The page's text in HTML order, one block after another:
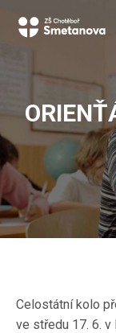
Celostátní kolo
ve středu 17. 6.